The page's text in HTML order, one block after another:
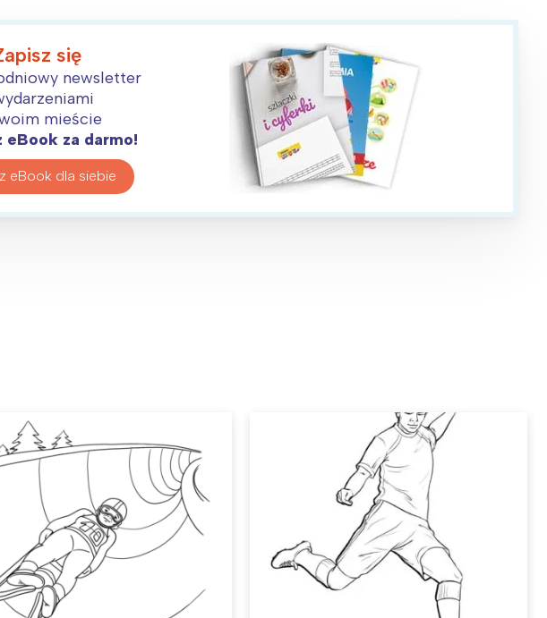
się
newsletter
mieście
eBook za darmo!
eBook dla siebie